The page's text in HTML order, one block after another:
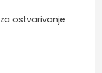
ostvarivanje